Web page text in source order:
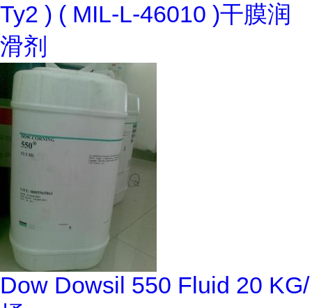
Ty2 ) ( MIL-L-46010 )干膜润
滑剂
Dow Dowsil 550 Fluid 20 KG/